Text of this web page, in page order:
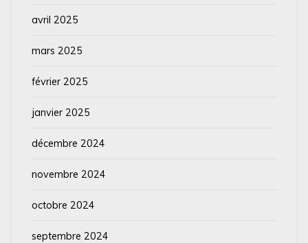
avril 2025
mars 2025
février 2025
janvier 2025
décembre 2024
novembre 2024
octobre 2024
septembre 2024